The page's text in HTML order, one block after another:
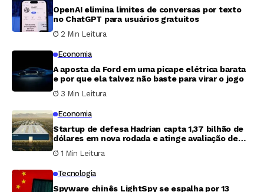
OpenAI elimina limites de conversas por texto
no ChatGPT para usuários gratuitos
2 Min Leitura
Economia
A aposta da Ford em uma picape elétrica barata
e por que ela talvez não baste para virar o jogo
3 Min Leitura
Economia
Startup de defesa Hadrian capta 1,37 bilhão de
dólares em nova rodada e atinge avaliação de
7,87 bilhões
1 Min Leitura
Tecnologia
Spyware chinês LightSpy se espalha por 13